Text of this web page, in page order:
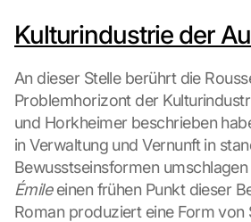
Kulturindustrie der
An dieser Stelle berührt die
Problemhorizont der
und Horkheimer beschrieben
in Verwaltung und Vernunft in
Émile einen frühen Punkt dieser
Roman produziert eine Form von